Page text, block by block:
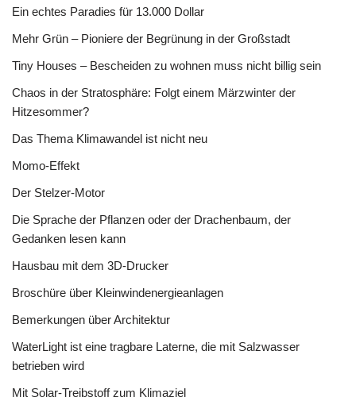
Ein echtes Paradies für 13.000 Dollar
Mehr Grün – Pioniere der Begrünung in der Großstadt
Tiny Houses – Bescheiden zu wohnen muss nicht billig sein
Chaos in der Stratosphäre: Folgt einem Märzwinter der
Hitzesommer?
Das Thema Klimawandel ist nicht neu
Momo-Effekt
Der Stelzer-Motor
Die Sprache der Pflanzen oder der Drachenbaum, der
Gedanken lesen kann
Hausbau mit dem 3D-Drucker
Broschüre über Kleinwindenergieanlagen
Bemerkungen über Architektur
WaterLight ist eine tragbare Laterne, die mit Salzwasser
betrieben wird
Mit Solar-Treibstoff zum Klimaziel